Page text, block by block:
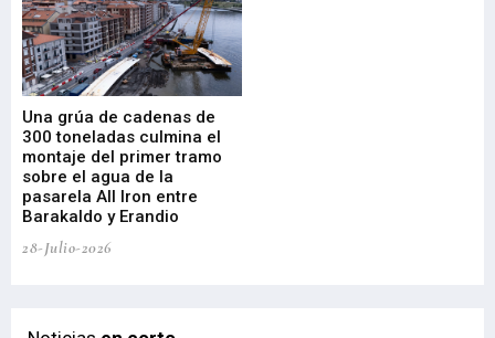
Una grúa de cadenas de
300 toneladas culmina el
montaje del primer tramo
sobre el agua de la
pasarela All Iron entre
Barakaldo y Erandio
28-Julio-2026